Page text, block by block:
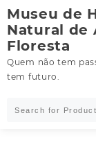
Skip
to
content
Museu de
Natural de
Floresta
Quem não tem
tem futuro.